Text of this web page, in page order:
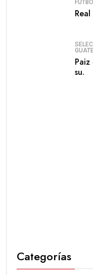
su.
Categorías